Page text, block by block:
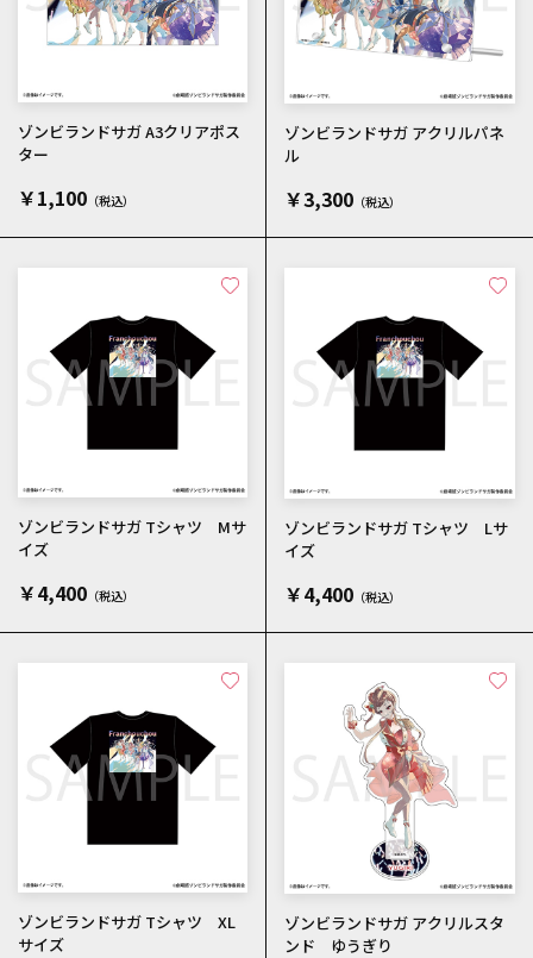
ゾンビランドサガ A3クリアポス
ター
￥1,100
ゾンビランドサガ アクリルパネ
ル
￥3,300
ゾンビランドサガ Tシャツ Mサ
イズ
￥4,400
ゾンビランドサガ Tシャツ Lサ
イズ
￥4,400
ゾンビランドサガ Tシャツ XL
サイズ
ゾンビランドサガ アクリルスタ
ンド ゆうぎり